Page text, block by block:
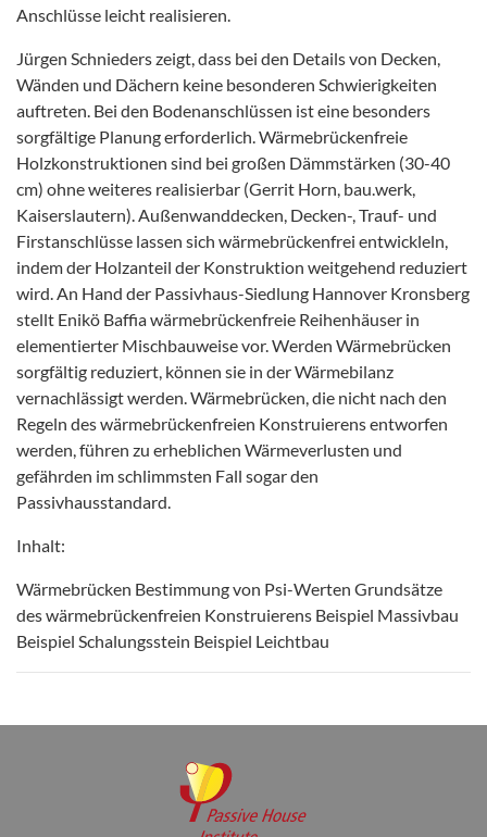
Anschlüsse leicht realisieren.
Jürgen Schnieders zeigt, dass bei den Details von Decken,
Wänden und Dächern keine besonderen Schwierigkeiten
auftreten. Bei den Bodenanschlüssen ist eine besonders
sorgfältige Planung erforderlich. Wärmebrückenfreie
Holzkonstruktionen sind bei großen Dämmstärken (30-40
cm) ohne weiteres realisierbar (Gerrit Horn, bau.werk,
Kaiserslautern). Außenwanddecken, Decken-, Trauf- und
Firstanschlüsse lassen sich wärmebrückenfrei entwickleln,
indem der Holzanteil der Konstruktion weitgehend reduziert
wird. An Hand der Passivhaus-Siedlung Hannover Kronsberg
stellt Enikö Baffia wärmebrückenfreie Reihenhäuser in
elementierter Mischbauweise vor. Werden Wärmebrücken
sorgfältig reduziert, können sie in der Wärmebilanz
vernachlässigt werden. Wärmebrücken, die nicht nach den
Regeln des wärmebrückenfreien Konstruierens entworfen
werden, führen zu erheblichen Wärmeverlusten und
gefährden im schlimmsten Fall sogar den
Passivhausstandard.
Inhalt:
Wärmebrücken Bestimmung von Psi-Werten Grundsätze
des wärmebrückenfreien Konstruierens Beispiel Massivbau
Beispiel Schalungsstein Beispiel Leichtbau